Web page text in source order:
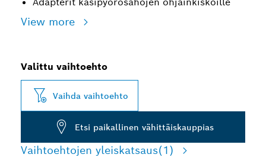
View more
Valittu vaihtoehto
Vaihda vaihtoehto
Etsi paikallinen vähittäiskauppias
Vaihtoehtojen yleiskatsaus(1)